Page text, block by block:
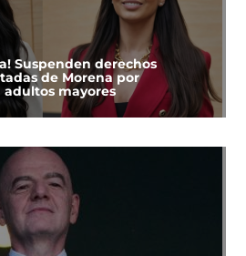
Suspenden derechos
de Morena por
mayores